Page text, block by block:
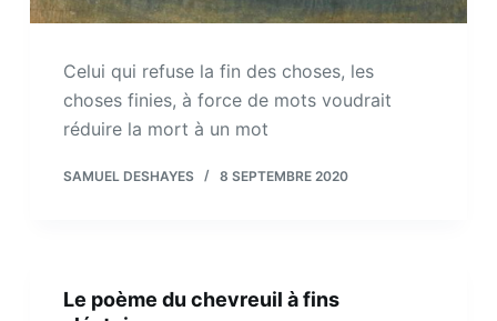
Celui qui refuse la fin des choses, les
choses finies, à force de mots voudrait
réduire la mort à un mot
SAMUEL DESHAYES 8 SEPTEMBRE 2020
Le poème du chevreuil à fins